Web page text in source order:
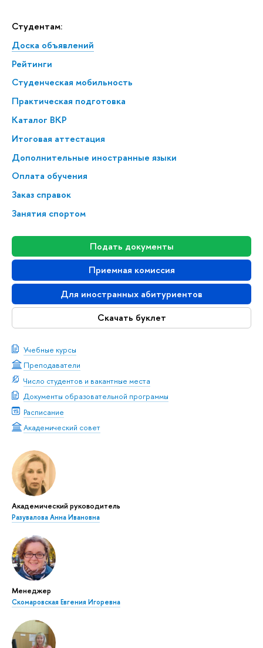
Студентам:
Доска объявлений
Рейтинги
Студенческая мобильность
Практическая подготовка
Каталог ВКР
Итоговая аттестация
Дополнительные иностранные языки
Оплата обучения
Заказ справок
Занятия спортом
Подать документы
Приемная комиссия
Для иностранных абитуриентов
Скачать буклет
Учебные курсы
Преподаватели
Число студентов и вакантные места
Документы образовательной программы
Расписание
Академический совет
Академический руководитель
Разувалова Анна Ивановна
Менеджер
Скомаровская Евгения Игоревна